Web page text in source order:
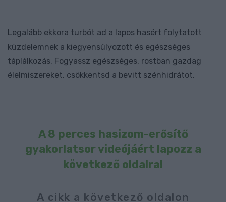
Legalább ekkora turbót ad a lapos hasért folytatott
küzdelemnek a kiegyensúlyozott és egészséges
táplálkozás. Fogyassz egészséges, rostban gazdag
élelmiszereket, csökkentsd a bevitt szénhidrátot.
A 8 perces hasizom-erősítő
gyakorlatsor videójáért lapozz a
következő oldalra!
A cikk a következő oldalon